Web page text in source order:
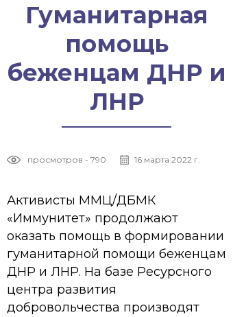
Гуманитарная
помощь
беженцам ДНР и
ЛНР
просмотров - 790 16 марта 2022 г.
Активисты ММЦ/ДБМК
«Иммунитет» продолжают
оказать помощь в формировании
гуманитарной помощи беженцам
ДНР и ЛНР. На базе Ресурсного
центра развития
добровольчества производят